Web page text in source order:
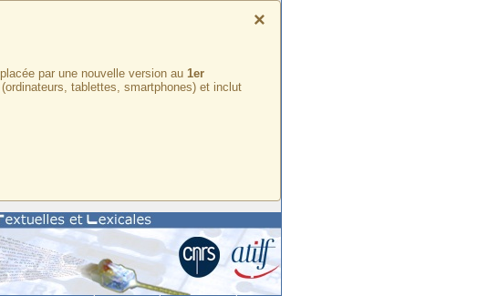
×
par une nouvelle version au 1er
tablettes, smartphones) et inclut